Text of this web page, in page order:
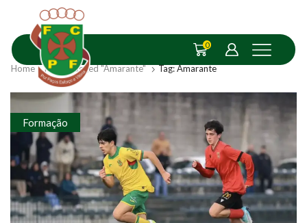
0
Home Posts Tagged "Amarante" Tag: Amarante
Formação